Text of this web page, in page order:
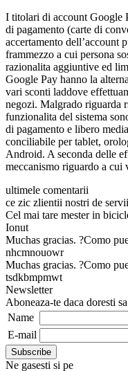
I titolari di account Google
di pagamento (carte di
accertamento dell’account
frammezzo a cui persona
razionalita aggiuntive ed
Google Pay hanno la
vari sconti laddove
negozi. Malgrado riguarda
funzionalita del sistema
di pagamento e libero
conciliabile per tablet,
Android. A seconda delle
meccanismo riguardo a cui
ultimele comentarii
ce zic zlientii nostri de
Cel mai tare mester in
Ionut
Muchas gracias. ?Como
nhcmnouowr
Muchas gracias. ?Como
tsdkbmpmwt
Newsletter
Aboneaza-te daca doresti
Name
E-mail
Ne gasesti si pe